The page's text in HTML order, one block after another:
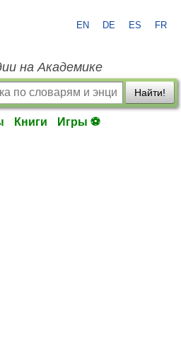
EN DE ES FR
на Академике
Найти!
Книги Игры ⚽